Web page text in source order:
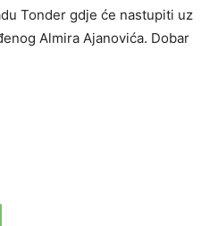
Tonder gdje će nastupiti uz
Almira Ajanovića. Dobar